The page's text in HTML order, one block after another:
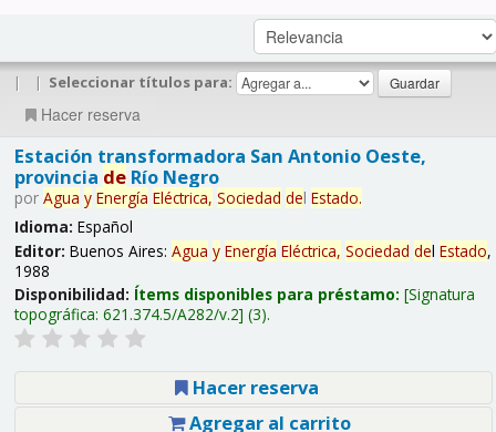
| | Seleccionar títulos para:
Hacer reserva
Estación transformadora San Antonio Oeste,
provincia deRío Negro
por Agua y Energía Eléctrica, Sociedad del Estado.
Idioma: Español
Editor: Buenos Aires: Agua y Energía Eléctrica, Sociedad del Estado,
1988
Disponibilidad: Ítems disponibles para préstamo: Signatura
topográfica: 621.374.5/A282/v.2 (3).
Hacer reserva
Agregar al carrito